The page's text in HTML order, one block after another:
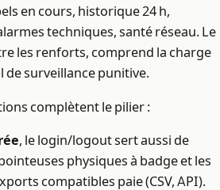
en cours, historique 24 h,
techniques, santé réseau. Le
les renforts, comprend la charge
de surveillance punitive.
complètent le pilier :
, le login/logout sert aussi de
physiques à badge et les
compatibles paie (CSV, API).